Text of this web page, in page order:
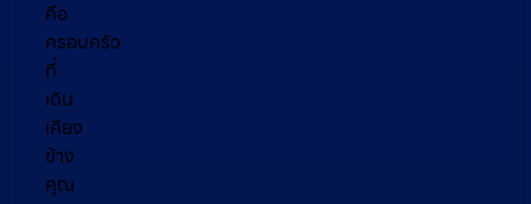
คือ
ครอบครัว
ที่
เดิน
เคียง
ข้าง
คุณ